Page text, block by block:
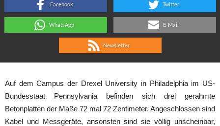
Facebook Twitter
WhatsApp E-Mail
Newsletter
Auf dem Campus der Drexel University in Philadelphia im US-
Bundesstaat Pennsylvania befinden sich drei gerahmte
Betonplatten der Maße 72 mal 72 Zentimeter. Angeschlossen sind
Kabel und Messgeräte, ansonsten sind sie völlig unscheinbar,